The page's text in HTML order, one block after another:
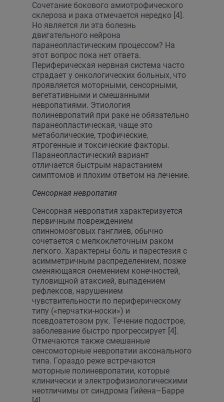
Сочетание бокового амиотрофического
склероза и рака отмечается нередко [4].
Но является ли эта болезнь
двигательного нейрона
паранеопластическим процессом? На
этот вопрос пока нет ответа.
Периферическая нервная система часто
страдает у онкологических больных, что
проявляется моторными, сенсорными,
вегетативными и смешанными
невропатиями. Этиология
полиневропатий при раке не обязательно
паранеопластическая, чаще это
метаболические, трофические,
ятрогенные и токсические факторы.
Паранеопластический вариант
отличается быстрым нарастанием
симптомов и плохим ответом на лечение.
Сенсорная невропатия
Сенсорная невропатия характеризуется
первичным повреждением
спинномозговых ганглиев, обычно
сочетается с мелкоклеточным раком
легкого. Характерны боль и парестезия с
асимметричным распределением, позже
сменяющаяся онемением конечностей,
туловищной атаксией, выпадением
рефлексов, нарушением
чувствительности по периферическому
типу («перчатки-носки») и
псевдоатетозом рук. Течение подострое,
заболевание быстро прогрессирует [4].
Отмечаются также смешанные
сенсомоторные невропатии аксонального
типа. Гораздо реже встречаются
моторные полиневропатии, которые
клинически и электрофизиологическими
неотличимы от синдрома Гийена–Барре